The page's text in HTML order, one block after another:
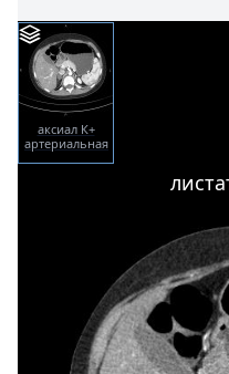
аксиал К+
артериальная